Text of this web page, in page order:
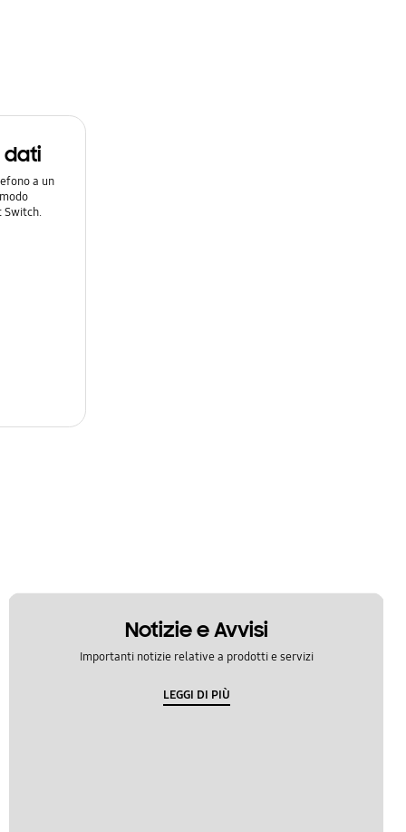
dati
a un
Switch.
Notizie e Avvisi
Importanti notizie relative a prodotti e servizi
LEGGI DI PIÙ